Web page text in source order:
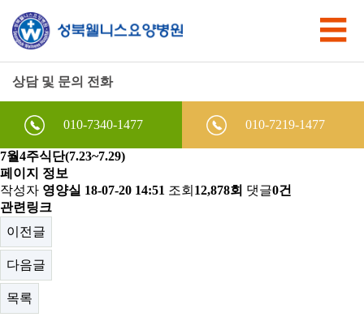
상담 및 문의 전화
010-7340-1477 010-7219-1477
7월4주식단(7.23~7.29)
페이지 정보
작성자 영양실 18-07-20 14:51 조회 12,878회 댓글0건
관련링크
이전글
다음글
목록